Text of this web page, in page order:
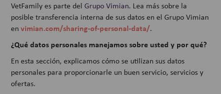
VetFamily es parte delGrupo Vimian. Lea más sobre la
posible transferencia interna de sus datos en el Grupo Vimian
envimian.com/sharing-of-personal-data/.
¿Qué datos personales manejamos sobre usted y por qué?
En esta sección, explicamos cómo se utilizan sus datos
personales para proporcionarle un buen servicio, servicios y
ofertas.